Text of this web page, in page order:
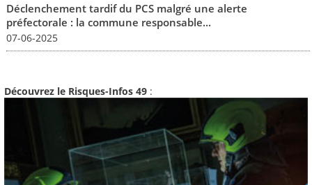
Déclenchement tardif du PCS malgré une alerte
préfectorale : la commune responsable...
07-06-2025
Découvrez le Risques-Infos 49 :